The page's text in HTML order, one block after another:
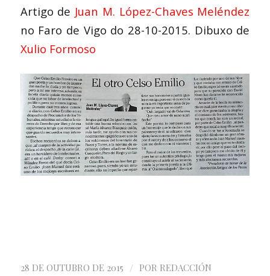
Artigo de Juan M. López-Chaves Meléndez
no Faro de Vigo do 28-10-2015. Dibuxo de
Xulio Formoso
28 DE OUTUBRO DE 2015 / POR REDACCIÓN